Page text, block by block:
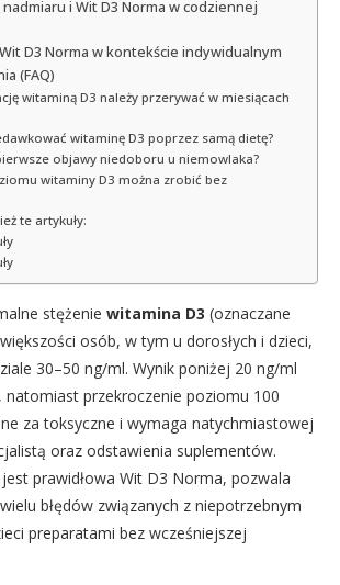
i Wit D3 Norma w codziennej
Wit D3 Norma w kontekście indywidualnym
(FAQ)
witaminą D3 należy przerywać w miesiącach
witaminę D3 poprzez samą dietę?
objawy niedoboru u niemowlaka?
witaminy D3 można zrobić bez
te artykuły:
stężenie witamina D3 (oznaczane
osób, w tym u dorosłych i dzieci,
30–50 ng/ml. Wynik poniżej 20 ng/ml
natomiast przekroczenie poziomu 100
za toksyczne i wymaga natychmiastowej
oraz odstawienia suplementów.
prawidłowa Wit D3 Norma, pozwala
błędów związanych z niepotrzebnym
preparatami bez wcześniejszej